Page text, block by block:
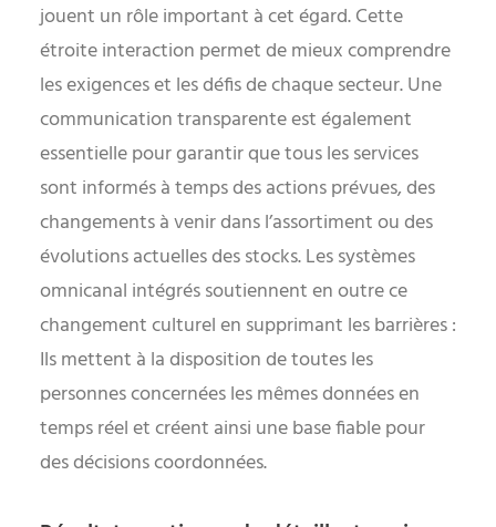
jouent un rôle important à cet égard. Cette
étroite interaction permet de mieux comprendre
les exigences et les défis de chaque secteur. Une
communication transparente est également
essentielle pour garantir que tous les services
sont informés à temps des actions prévues, des
changements à venir dans l’assortiment ou des
évolutions actuelles des stocks. Les systèmes
omnicanal intégrés soutiennent en outre ce
changement culturel en supprimant les barrières :
Ils mettent à la disposition de toutes les
personnes concernées les mêmes données en
temps réel et créent ainsi une base fiable pour
des décisions coordonnées.